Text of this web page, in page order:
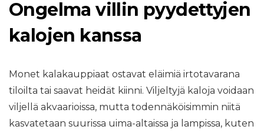
Ongelma villin pyydettyjen
kalojen kanssa
Monet kalakauppiaat ostavat eläimiä irtotavarana
tiloilta tai saavat heidät kiinni. Viljeltyjä kaloja voidaan
viljellä akvaarioissa, mutta todennäköisimmin niitä
kasvatetaan suurissa uima-altaissa ja lampissa, kuten